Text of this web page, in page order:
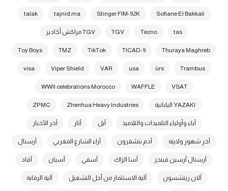
Sofiane El Bakkali
Stinger FIM-92K
tajnid.ma
talak
tas
Tecno
TGV TGV مراكش أكادير
Thuraya Maghreb
TICAD-9
TikTok
TMZ
Toy Boys
Trambus
ùrs
usa
VAR
Viper Shield
visa
VSAT
WAFFLE
WWII celebrations Morocco
YAZAKI اليابانية Zhenhua Heavy Industries
ZPMC
آباء وأولياء التلميذات والتلاميذ آبل آثار آخر الأخبار
آخرِ شهورِ ولايتِه آدم بنشقرون آراء الشارع المغربي آرسنال
آرسنال آرسين فينجر آسا الزاك آسفي آسيان آفاد
آلان ريتشسون آلية الاستثمار من أجل التشغيل آلية الرقابة